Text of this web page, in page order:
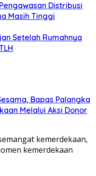
Distribusi
Masih Tinggi
Setelah Rumahnya
Bapas Palangka
Melalui Aksi Donor
kemerdekaan,
kemerdekaan